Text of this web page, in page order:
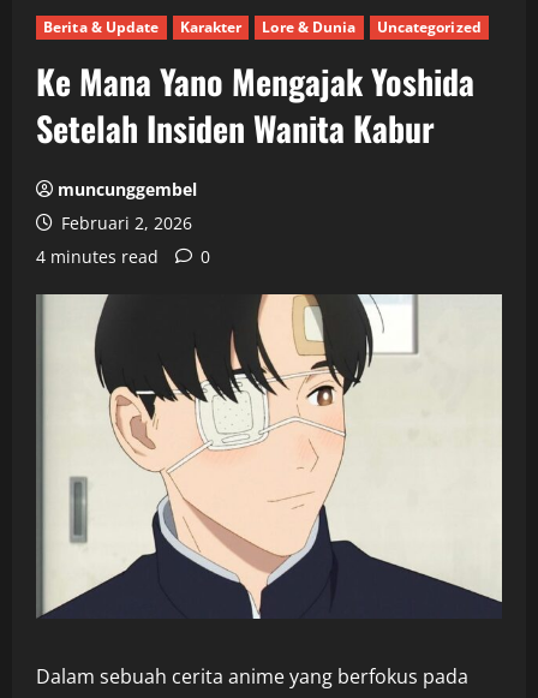
Berita & Update Karakter Lore & Dunia Uncategorized
Ke Mana Yano Mengajak Yoshida
Setelah Insiden Wanita Kabur
muncunggembel
Februari 2, 2026
4 minutes read
0
Dalam sebuah cerita anime yang berfokus pada